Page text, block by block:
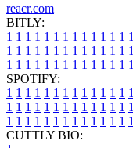
reacr.com
BITLY:
1 1 1 1 1 1 1 1 1 1 1 1 1 1
1 1 1 1 1 1 1 1 1 1 1 1 1 1
1 1 1 1 1 1 1 1 1 1 1 1 1 1
SPOTIFY:
1 1 1 1 1 1 1 1 1 1 1 1 1 1
1 1 1 1 1 1 1 1 1 1 1 1 1 1
1 1 1 1 1 1 1 1 1 1 1 1 1 1
CUTTLY BIO: